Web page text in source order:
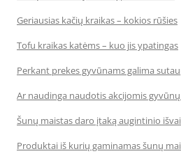
Geriausias kačių kraikas – kokios rūšies
Tofu kraikas katėms – kuo jis ypatingas
Perkant prekes gyvūnams galima
Ar naudinga naudotis akcijomis
Šunų maistas daro įtaką augintinio
Produktai iš kurių gaminamas šunų